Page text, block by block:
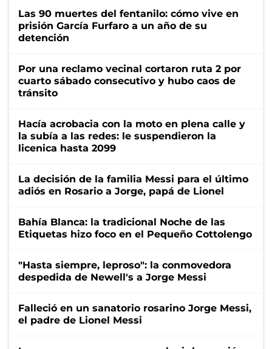
Las 90 muertes del fentanilo: cómo vive en
prisión García Furfaro a un año de su
detención
Por una reclamo vecinal cortaron ruta 2 por
cuarto sábado consecutivo y hubo caos de
tránsito
Hacía acrobacia con la moto en plena calle y
la subía a las redes: le suspendieron la
licenica hasta 2099
La decisión de la familia Messi para el último
adiós en Rosario a Jorge, papá de Lionel
Bahía Blanca: la tradicional Noche de las
Etiquetas hizo foco en el Pequeño Cottolengo
"Hasta siempre, leproso": la conmovedora
despedida de Newell's a Jorge Messi
Falleció en un sanatorio rosarino Jorge Messi,
el padre de Lionel Messi